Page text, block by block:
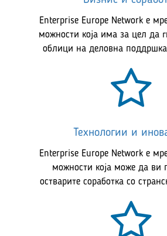
Enterprise Europe Network е
можности која има за цел да
облици на деловна
Технологии и
Enterprise Europe Network е
можности која може да ви
остварите соработка со